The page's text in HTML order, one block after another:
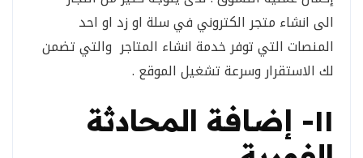
الى انشاء متجر الكتروني في سلة او زد او احد
المنصات التي توفر خدمة انشاء المتاجر والتي تضمن
لك الاستقرار وسرعة تشغيل الموقع .
١١- إضافة المحادثة